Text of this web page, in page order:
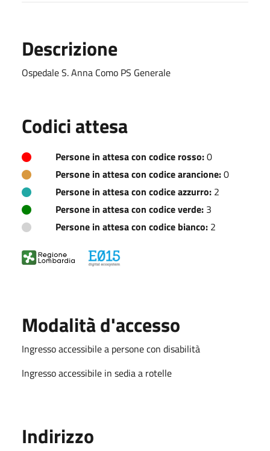
Descrizione
Ospedale S. Anna Como PS Generale
Codici attesa
Persone in attesa con codice rosso:0
Persone in attesa con codice arancione:0
Persone in attesa con codice azzurro: 2
Persone in attesa con codice verde: 3
Persone in attesa con codice bianco: 2
Modalità d'accesso
Ingresso accessibile a persone con disabilità
Ingresso accessibile in sedia a rotelle
Indirizzo